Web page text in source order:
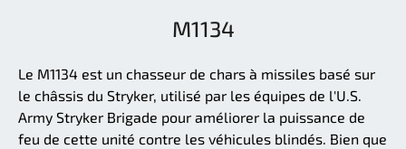
M1134
Le M1134 est un chasseur de chars à missiles basé sur
le châssis du Stryker, utilisé par les équipes de l'U.S.
Army Stryker Brigade pour améliorer la puissance de
feu de cette unité contre les véhicules blindés. Bien que